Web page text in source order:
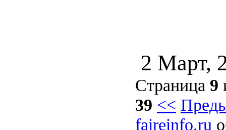
2 Март,
Страница 9
39 <<
faireinfo.ru